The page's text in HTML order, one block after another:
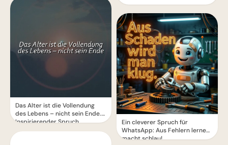
Das Alter ist die Vollendung
des Lebens – nicht sein Ende.
Inspirierender Spruch.
Ein cleverer Spruch für
WhatsApp: Aus Fehlern lernen
macht schlau!